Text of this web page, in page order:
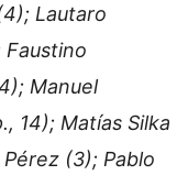
Lautaro
Manuel
14); Matías Silka
(3); Pablo